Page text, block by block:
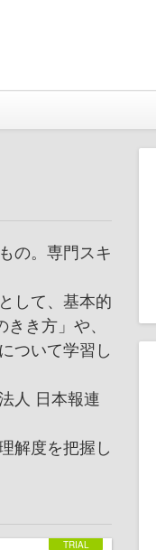
の。専門スキ
して、基本的
き方」や、
ついて学習し
人 日本報連
解度を把握し